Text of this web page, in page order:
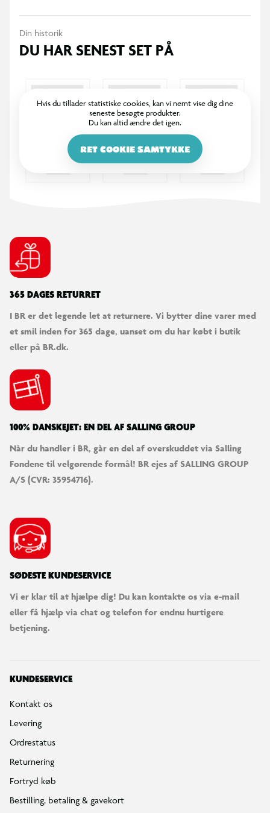
Din historik
DU HAR SENEST SET PÅ
Hvis du tillader statistiske cookies, kan vi nemt vise dig dine
seneste besøgte produkter.
Du kan altid ændre det igen.
RET COOKIE SAMTYKKE
365 DAGES RETURRET
I BR er det legende let at returnere. Vi bytter dine varer med
et smil inden for 365 dage, uanset om du har købt i butik
eller på BR.dk.
100% DANSKEJET: EN DEL AF SALLING GROUP
Når du handler i BR, går en del af overskuddet via Salling
Fondene til velgørende formål! BR ejes af SALLING GROUP
A/S (CVR: 35954716).
SØDESTE KUNDESERVICE
Vi er klar til at hjælpe dig! Du kan kontakte os via e-mail
eller få hjælp via chat og telefon for endnu hurtigere
betjening.
KUNDESERVICE
Kontakt os
Levering
Ordrestatus
Returnering
Fortryd køb
Bestilling, betaling & gavekort